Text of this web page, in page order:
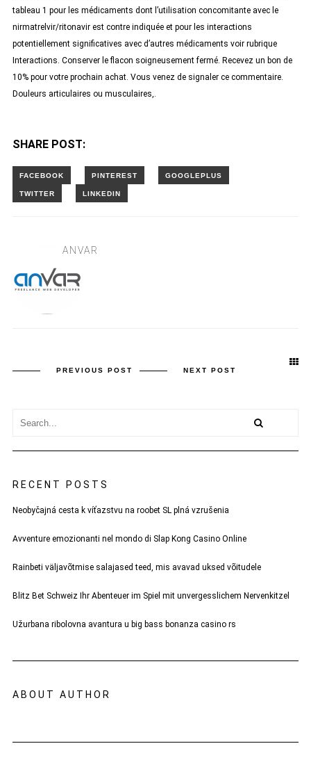
tableau 1 pour les médicaments dont l’utilisation concomitante avec le
nirmatrelvir/ritonavir est contre indiquée et pour les interactions
potentiellement significatives avec d’autres médicaments voir rubrique
Interactions. Conserver le flacon soigneusement fermé. Recevez un bon de
10% pour votre prochain achat. Vous venez de signaler ce commentaire.
Douleurs articulaires ou musculaires,.
SHARE POST:
ANVAR
PREVIOUS POST NEXT POST
RECENT POSTS
Neobyčajná cesta k víťazstvu na roobet SL plná vzrušenia
Avventure emozionanti nel mondo di Slap Kong Casino Online
Rainbeti väljavõtmise salajased teed, mis avavad uksed võitudele
Blitz Bet Schweiz Ihr Abenteuer im Spiel mit unvergesslichem Nervenkitzel
Užurbana ribolovna avantura u big bass bonanza casino rs
ABOUT AUTHOR